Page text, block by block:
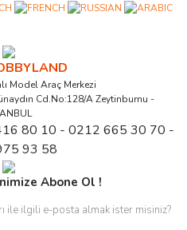
Model Araç Merkezi
Cd.No:128/A Zeytinburnu -
80 10 - 0212 665 30 70 -
93 58
Abone Ol !
ile ilgili e-posta almak ister misiniz?